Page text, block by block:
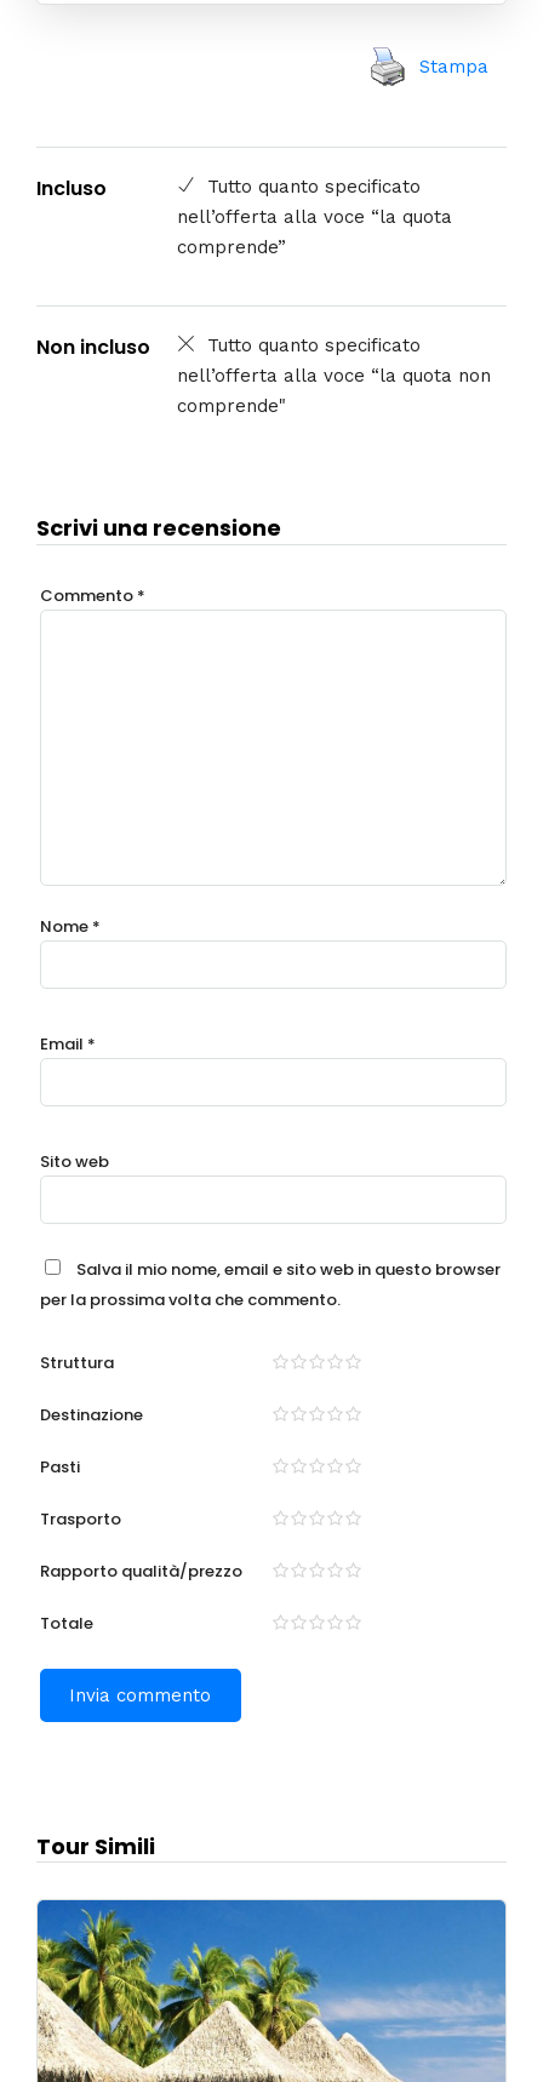
Stampa
Incluso
Tutto quanto specificato
nell’offerta alla voce “la quota
comprende”
Non incluso
Tutto quanto specificato
nell’offerta alla voce “la quota non
comprende"
Scrivi una recensione
Commento *
Nome *
Email *
Sito web
Salva il mio nome, email e sito web in questo browser
per la prossima volta che commento.
Struttura
Destinazione
Pasti
Trasporto
Rapporto qualità/prezzo
Totale
Tour Simili